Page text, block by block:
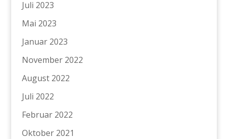
Juli 2023
Mai 2023
Januar 2023
November 2022
August 2022
Juli 2022
Februar 2022
Oktober 2021